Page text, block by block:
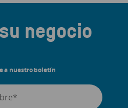
negocio
a nuestro boletín